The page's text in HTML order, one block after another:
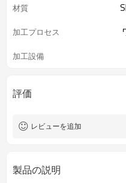
材質
加工プロセス
加工設備
評価
レビューを追加
製品の説明